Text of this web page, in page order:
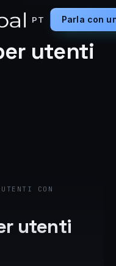
PT Parla con
utenti
CON
utenti